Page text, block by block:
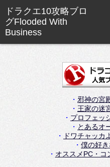
・ 邪神の宮
・ 王家の迷
・ プロフェッ
・ とあるオ
・
ドワチャッカ
・ 僕の好
・ オススメPC・コ